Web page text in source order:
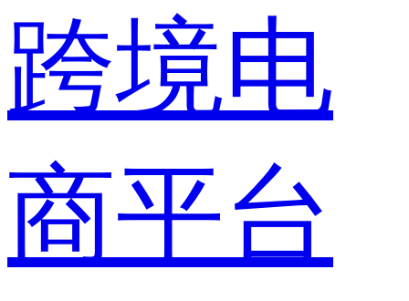
跨境电
商平台